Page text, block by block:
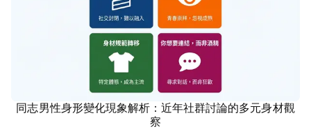
康健
同志男性身形變化現象解析：近年社群討論的多元身材觀
察